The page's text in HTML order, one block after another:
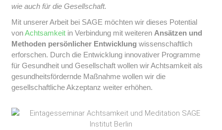
wie auch für die Gesellschaft.
Mit unserer Arbeit bei SAGE möchten wir dieses Potential
vonAchtsamkeit in Verbindung mit weiteren Ansätzen und
Methoden persönlicher Entwicklung wissenschaftlich
erforschen. Durch die Entwicklung innovativer Programme
für Gesundheit und Gesellschaft wollen wir Achtsamkeit als
gesundheitsfördernde Maßnahme wollen wir die
gesellschaftliche Akzeptanz weiter erhöhen.